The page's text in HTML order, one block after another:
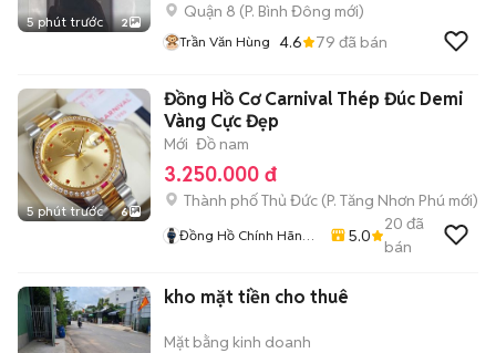
5 phút trước 2
Quận 8 (P. Bình Đông mới)
Trần Văn Hùng 4.6 79 đã bán
5 phút trước 6
Đồng Hồ Cơ Carnival Thép Đúc Demi
Vàng Cực Đẹp
Mới Đồ nam
3.250.000 đ
Thành phố Thủ Đức (P. Tăng Nhơn Phú mới)
Đồng Hồ Chính Hãng
5.0
20 đã
bán
kho mặt tiền cho thuê
Mặt bằng kinh doanh